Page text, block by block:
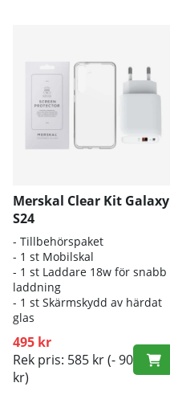
Merskal Clear Kit Galaxy
S24
- Tillbehörspaket
- 1 st Mobilskal
- 1 st Laddare 18w för snabb
laddning
- 1 st Skärmskydd av härdat
glas
495 kr
Rek pris: 585 kr(- 90
kr)